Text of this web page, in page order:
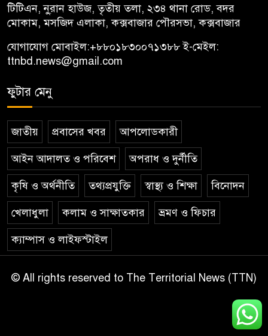
টিটিএন, নু্রান হাউজ, তৃতীয় তলা, ২৩৪ থানা রোড, বদর
মোকাম, মসজিদ এলাকা, কক্সবাজার পৌরসভা, কক্সবাজার
যোগাযোগ মোবাইল:+৮৮০১৮৩০০৭১৩৮৮ই-মেইল:
ttnbd.news@gmail.com
ফুটার মেনু
জাতীয় প্রবাসের খবর আপলোডকারী
আইন আদালত ও পরিবেশ অপরাধ ও দুর্নীতি
কৃষি ও অর্থনীতি তথ্যপ্রযুক্তি স্বাস্থ্য ও শিক্ষা বিনোদন
খেলাধুলা কলাম ও সাক্ষাতকার ভ্রমণ ও ফিচার
ক্যাম্পাস ও লাইফস্টাইল
© All rights reserved to The Territorial News (TTN)